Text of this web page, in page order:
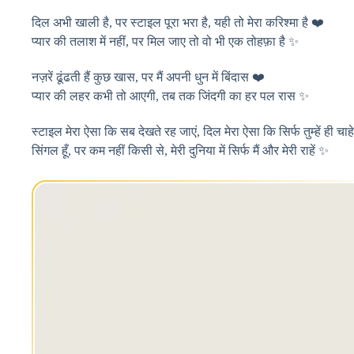
दिल अभी खाली है, पर स्टाइल पूरा भरा है, यही तो मेरा करिश्मा है ❤️
प्यार की तलाश में नहीं, पर मिल जाए तो वो भी एक तोहफ़ा है ✨
नज़रें ढूंढती हैं कुछ खास, पर मैं अपनी धुन में बिंदास ❤️
प्यार की लहर कभी तो आएगी, तब तक जिंदगी का हर पल रास ✨
स्टाइल मेरा ऐसा कि सब देखते रह जाएं, दिल मेरा ऐसा कि सिर्फ तुम्हें ही
सिंगल हूँ, पर कम नहीं किसी से, मेरी दुनिया में सिर्फ मैं और मेरी राहें ✨